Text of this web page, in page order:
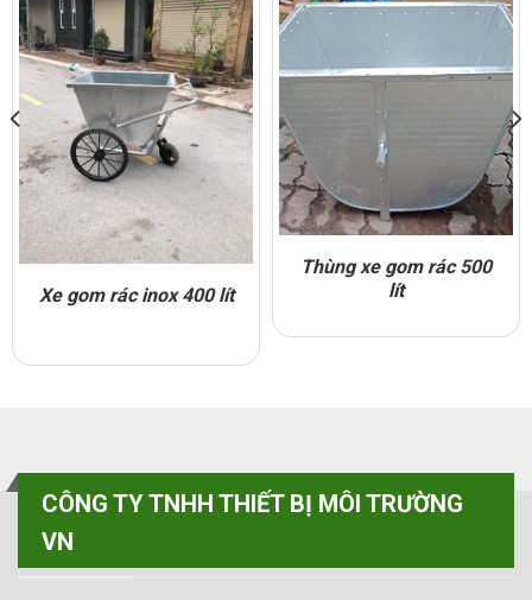
Xe gom rác inox 400 lít
Thùng xe gom rác 500
lít
CÔNG TY TNHH THIẾT BỊ MÔI TRƯỜNG
VN
VP MIỀN BẮC